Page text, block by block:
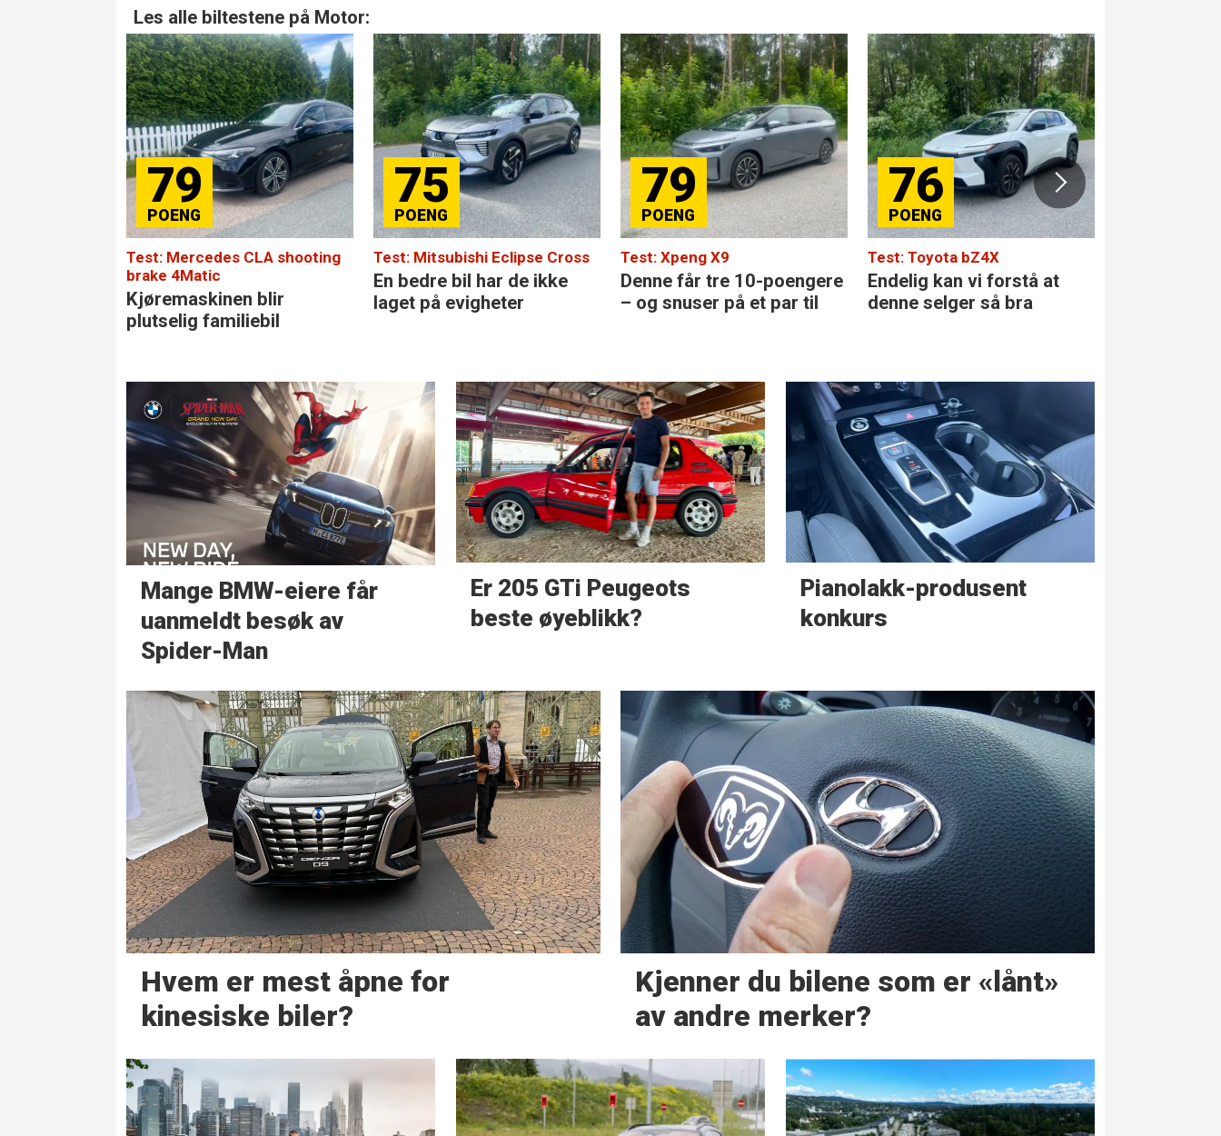
Les alle biltestene på Motor:
79
Test: Mercedes CLA shooting
brake 4Matic
Kjøremaskinen blir
plutselig familiebil
75
Test: Mitsubishi Eclipse Cross
En bedre bil har de ikke
laget på evigheter
79
Test: Xpeng X9
Denne får tre 10-poengere
– og snuser på et par til
76
Test: Toyota bZ4X
Endelig kan vi forstå at
denne selger så bra
Mange BMW-eiere får
uanmeldt besøk av
Spider-Man
Er 205 GTi Peugeots
beste øyeblikk?
Pianolakk-produsent
konkurs
Hvem er mest åpne for
kinesiske biler?
Kjenner du bilene som er «lånt»
av andre merker?